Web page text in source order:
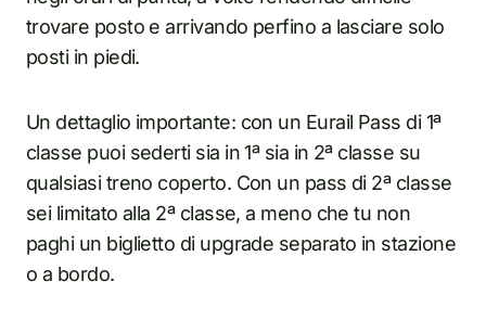
trovare posto e arrivando perfino a lasciare solo
posti in piedi.
Un dettaglio importante: con un Eurail Pass di 1ª
classe puoi sederti sia in 1ª sia in 2ª classe su
qualsiasi treno coperto. Con un pass di 2ª classe
sei limitato alla 2ª classe, a meno che tu non
paghi un biglietto di upgrade separato in stazione
o a bordo.